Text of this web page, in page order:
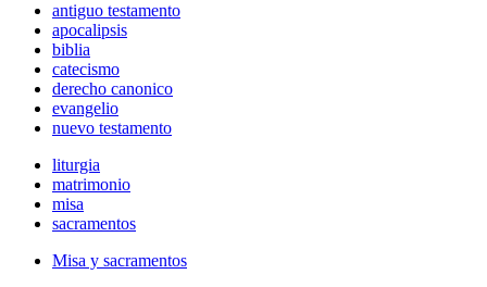
antiguo testamento
apocalipsis
biblia
catecismo
derecho canonico
evangelio
nuevo testamento
liturgia
matrimonio
misa
sacramentos
Misa y sacramentos